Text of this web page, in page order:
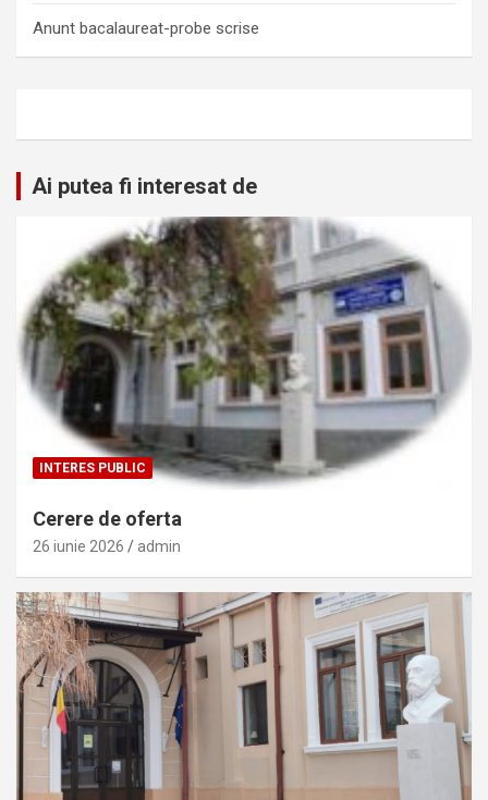
Anunt bacalaureat-probe scrise
Ai putea fi interesat de
INTERES PUBLIC
Cerere de oferta
26 iunie 2026 admin